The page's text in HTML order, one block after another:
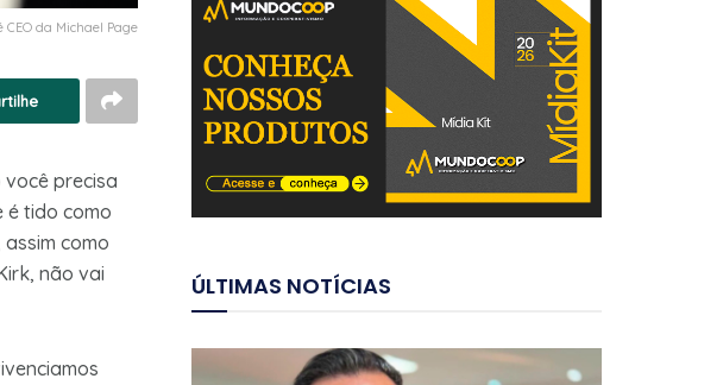
CEO da Michael Page
precisa
é tido como
como
não vai
ÚLTIMAS NOTÍCIAS